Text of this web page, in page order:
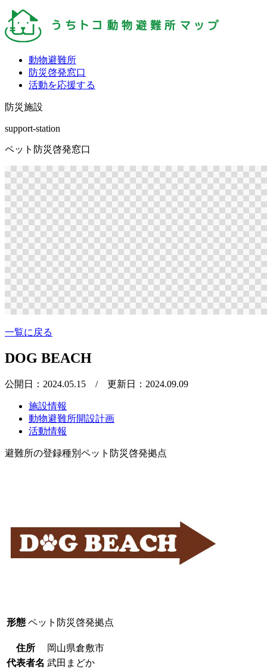
動物避難所
防災啓発窓口
活動を応援する
防災施設
support-station
ペット防災啓発窓口
一覧に戻る
DOG BEACH
公開日：2024.05.15 / 更新日：2024.09.09
施設情報
動物避難所開設計画
活動情報
避難所の登録種別 ペット防災啓発拠点
形態 ペット防災啓発拠点
住所
岡山県倉敷市
代表者名 武田まどか